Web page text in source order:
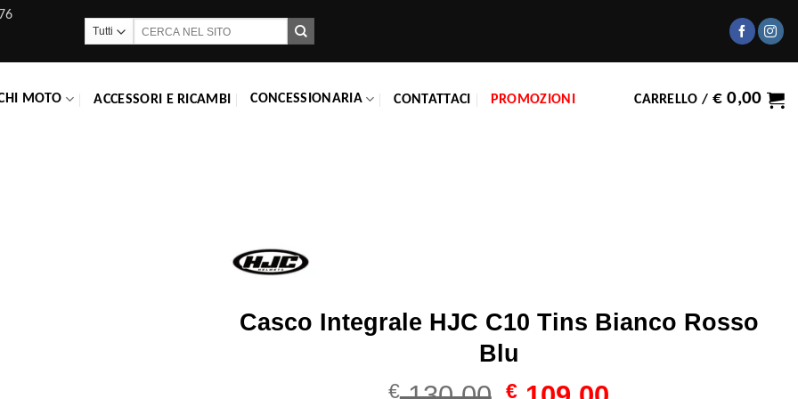
MOTO ACCESSORI E RICAMBI CONCESSIONARIA CONTATTACI PROMOZIONI CARRELLO / € 0,00
Casco Integrale HJC C10 Tins Bianco Rosso
Blu
€
Il
€